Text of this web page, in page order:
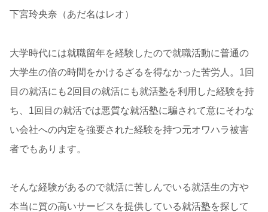
下宮玲央奈（あだ名はレオ）
大学時代には就職留年を経験したので就職活動に普通の
大学生の倍の時間をかけるざるを得なかった苦労人。1回
目の就活にも2回目の就活にも就活塾を利用した経験を持
ち、1回目の就活では悪質な就活塾に騙されて意にそわな
い会社への内定を強要された経験を持つ元オワハラ被害
者でもあります。
そんな経験があるので就活に苦しんでいる就活生の方や
本当に質の高いサービスを提供している就活塾を探して